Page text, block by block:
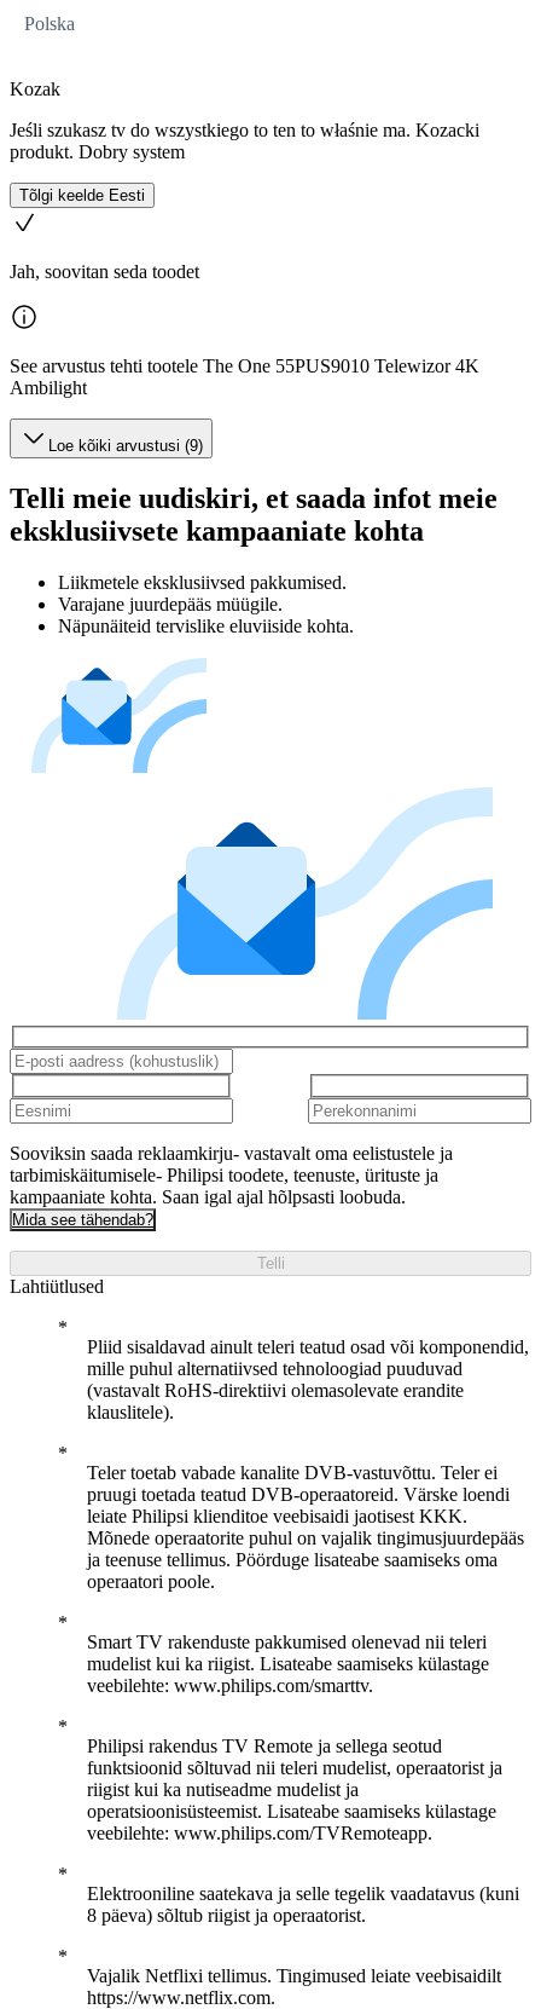
Polska
Kozak
Jeśli szukasz tv do wszystkiego to ten to właśnie ma. Kozacki
produkt. Dobry system
Tõlgi keelde Eesti
Jah, soovitan seda toodet
See arvustus tehti tootele The One 55PUS9010 Telewizor 4K
Ambilight
Loe kõiki arvustusi (9)
Telli meie uudiskiri, et saada infot meie
eksklusiivsete kampaaniate kohta
Liikmetele eksklusiivsed pakkumised.
Varajane juurdepääs müügile.
Näpunäiteid tervislike eluviiside kohta.
Sooviksin saada reklaamkirju- vastavalt oma eelistustele ja
tarbimiskäitumisele- Philipsi toodete, teenuste, ürituste ja
kampaaniate kohta. Saan igal ajal hõlpsasti loobuda.
Mida see tähendab?
Telli
Lahtiütlused
Pliid sisaldavad ainult teleri teatud osad või komponendid,
mille puhul alternatiivsed tehnoloogiad puuduvad
(vastavalt RoHS-direktiivi olemasolevate erandite
klauslitele).
Teler toetab vabade kanalite DVB-vastuvõttu. Teler ei
pruugi toetada teatud DVB-operaatoreid. Värske loendi
leiate Philipsi klienditoe veebisaidi jaotisest KKK.
Mõnede operaatorite puhul on vajalik tingimusjuurdepääs
ja teenuse tellimus. Pöörduge lisateabe saamiseks oma
operaatori poole.
Smart TV rakenduste pakkumised olenevad nii teleri
mudelist kui ka riigist. Lisateabe saamiseks külastage
veebilehte: www.philips.com/smarttv.
Philipsi rakendus TV Remote ja sellega seotud
funktsioonid sõltuvad nii teleri mudelist, operaatorist ja
riigist kui ka nutiseadme mudelist ja
operatsioonisüsteemist. Lisateabe saamiseks külastage
veebilehte: www.philips.com/TVRemoteapp.
Elektrooniline saatekava ja selle tegelik vaadatavus (kuni
8 päeva) sõltub riigist ja operaatorist.
Vajalik Netflixi tellimus. Tingimused leiate veebisaidilt
https://www.netflix.com.